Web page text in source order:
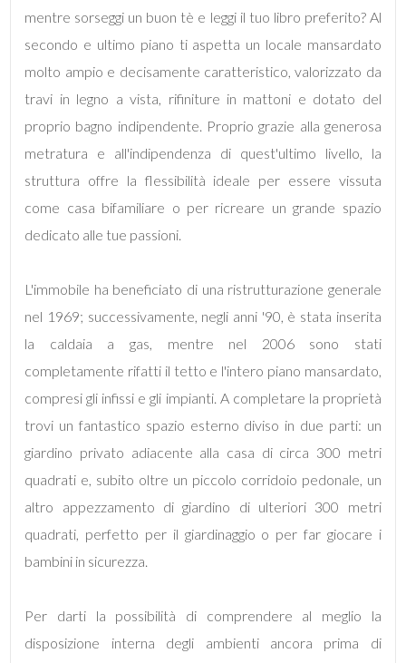
mentre sorseggi un buon tè e leggi il tuo libro preferito? Al
secondo e ultimo piano ti aspetta un locale mansardato
molto ampio e decisamente caratteristico, valorizzato da
travi in legno a vista, rifiniture in mattoni e dotato del
proprio bagno indipendente. Proprio grazie alla generosa
metratura e all'indipendenza di quest'ultimo livello, la
struttura offre la flessibilità ideale per essere vissuta
come casa bifamiliare o per ricreare un grande spazio
dedicato alle tue passioni.
L'immobile ha beneficiato di una ristrutturazione generale
nel 1969; successivamente, negli anni '90, è stata inserita
la caldaia a gas, mentre nel 2006 sono stati
completamente rifatti il tetto e l'intero piano mansardato,
compresi gli infissi e gli impianti. A completare la proprietà
trovi un fantastico spazio esterno diviso in due parti: un
giardino privato adiacente alla casa di circa 300 metri
quadrati e, subito oltre un piccolo corridoio pedonale, un
altro appezzamento di giardino di ulteriori 300 metri
quadrati, perfetto per il giardinaggio o per far giocare i
bambini in sicurezza.
Per darti la possibilità di comprendere al meglio la
disposizione interna degli ambienti ancora prima di
Bagni
Qualsiasi
1
2
3
5
5+
Camere
minime
1